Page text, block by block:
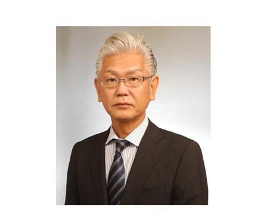
相続税 税務調査 どこまで調べる
相続税 いくらからかかるの
相続税 いくらからかかる
会社設立 税理士 費用
会社設立 税理士
銀行 融資 審査
資金調達 スタートアップ
資金調達 方法 法人
資金調達 うまくいかない
資金調達 返済不要
資金調達 個人 企業